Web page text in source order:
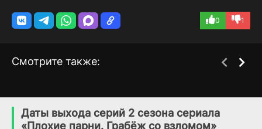
0 1
Смотрите также:
Даты выхода серий 2 сезона сериала
«Плохие парни. Грабёж со взломом»